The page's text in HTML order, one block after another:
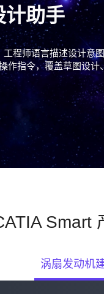
计助手
程师语言描述设计意
作指令，覆盖草图设计
Smart
涡扇发动机